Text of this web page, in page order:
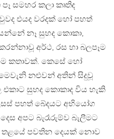
සමහර කලා කෘතිද
එයද වරදක් හෝ පහත්
නෑ සුහද කොකා,
අර්ථ, රස හා බලපෑම
කතාවක්. කෙසේ හෝ
නළුවන් අතින් සිදුවූ
සුහද කොකාද විය හැකි
පහත් බේදයට අභියෝග
අපට බැරෑරුම්ව බැලීමට
තළයේ පවතින දෙයක් නොව